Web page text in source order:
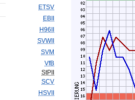
ETSV
EBII
H96II
SVWII
SVM
VfB
StPII
SCV
HSVII